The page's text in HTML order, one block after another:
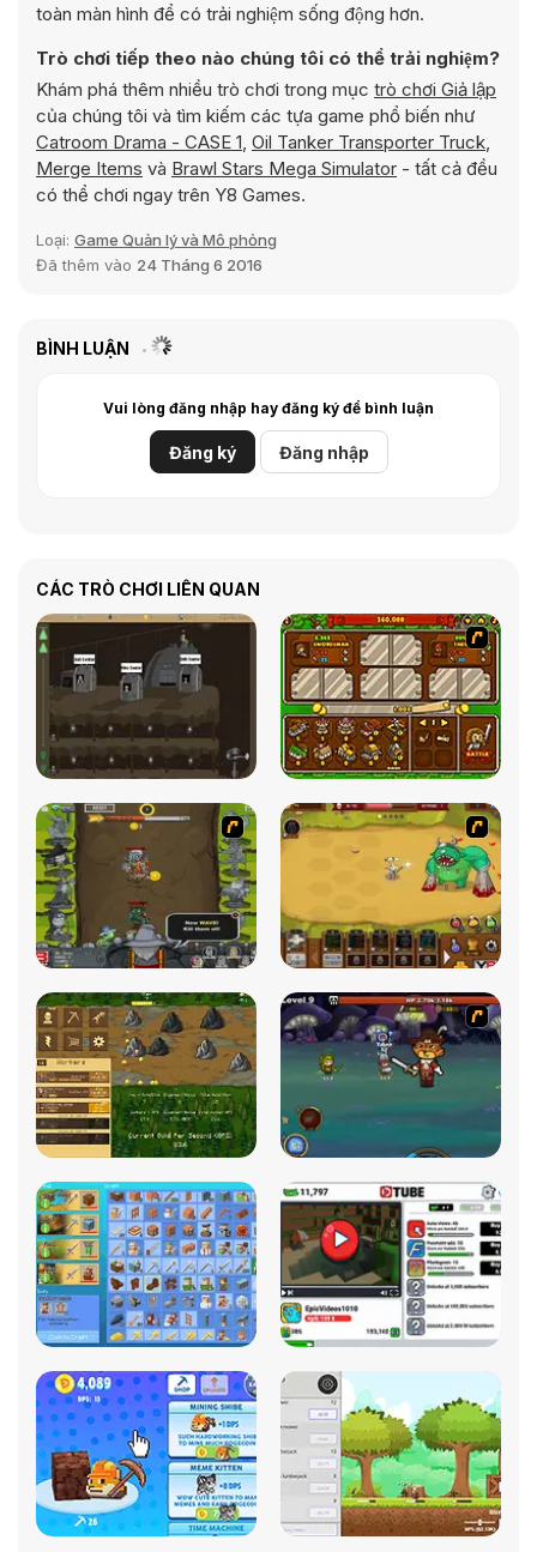
toàn màn hình để có trải nghiệm sống động hơn.
Trò chơi tiếp theo nào chúng tôi có thể trải nghiệm?
Khám phá thêm nhiều trò chơi trong mục trò chơi Giả lập
của chúng tôi và tìm kiếm các tựa game phổ biến như
Catroom Drama - CASE 1, Oil Tanker Transporter Truck,
Merge Items và Brawl Stars Mega Simulator - tất cả đều
có thể chơi ngay trên Y8 Games.
Loại: Game Quản lý và Mô phỏng
Đã thêm vào 24 Tháng 6 2016
BÌNH LUẬN
Vui lòng đăng nhập hay đăng ký để bình luận
Đăng ký Đăng nhập
CÁC TRÒ CHƠI LIÊN QUAN